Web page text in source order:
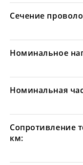
Сечение
Номинальное
Номинальная
Сопротивление
км: